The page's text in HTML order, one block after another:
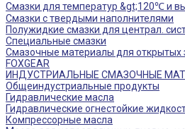
Смазки для температур &gt;120℃ и
Смазки с твердыми наполнителями
Полужидкие смазки для централ.
Специальные смазки
Смазочные материалы для открытых
FOXGEAR
ИНДУСТРИАЛЬНЫЕ СМАЗОЧНЫЕ
Общеиндустриальные продукты
Гидравлические масла
Гидравлические огнестойкие
Компрессорные масла